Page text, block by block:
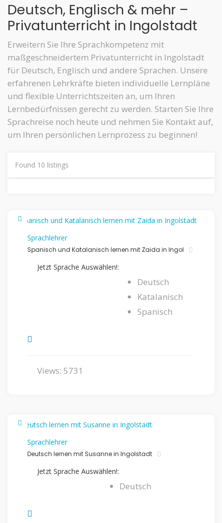
Deutsch, Englisch & mehr –
Privatunterricht in Ingolstadt
Erweitern Sie Ihre Sprachkompetenz mit
maßgeschneidertem Privatunterricht in Ingolstadt
für Deutsch, Englisch und andere Sprachen. Unsere
erfahrenen Lehrkräfte bieten individuelle Lernpläne
und flexible Unterrichtszeiten an, um Ihren
Lernbedürfnissen gerecht zu werden. Starten Sie Ihre
Sprachreise noch heute und nehmen Sie Kontakt auf,
um Ihren persönlichen Lernprozess zu beginnen!
Found 10 listings
Sprachlehrer
Spanisch und Katalanisch lernen mit Zaida in Ingol
Jetzt Sprache Auswählen!:
Deutsch
Katalanisch
Spanisch
Views: 5731
Sprachlehrer
Deutsch lernen mit Susanne in Ingolstadt
Jetzt Sprache Auswählen!:
Deutsch